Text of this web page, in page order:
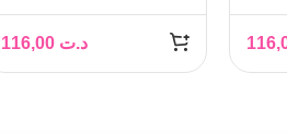
50ml
د.ت
50ml